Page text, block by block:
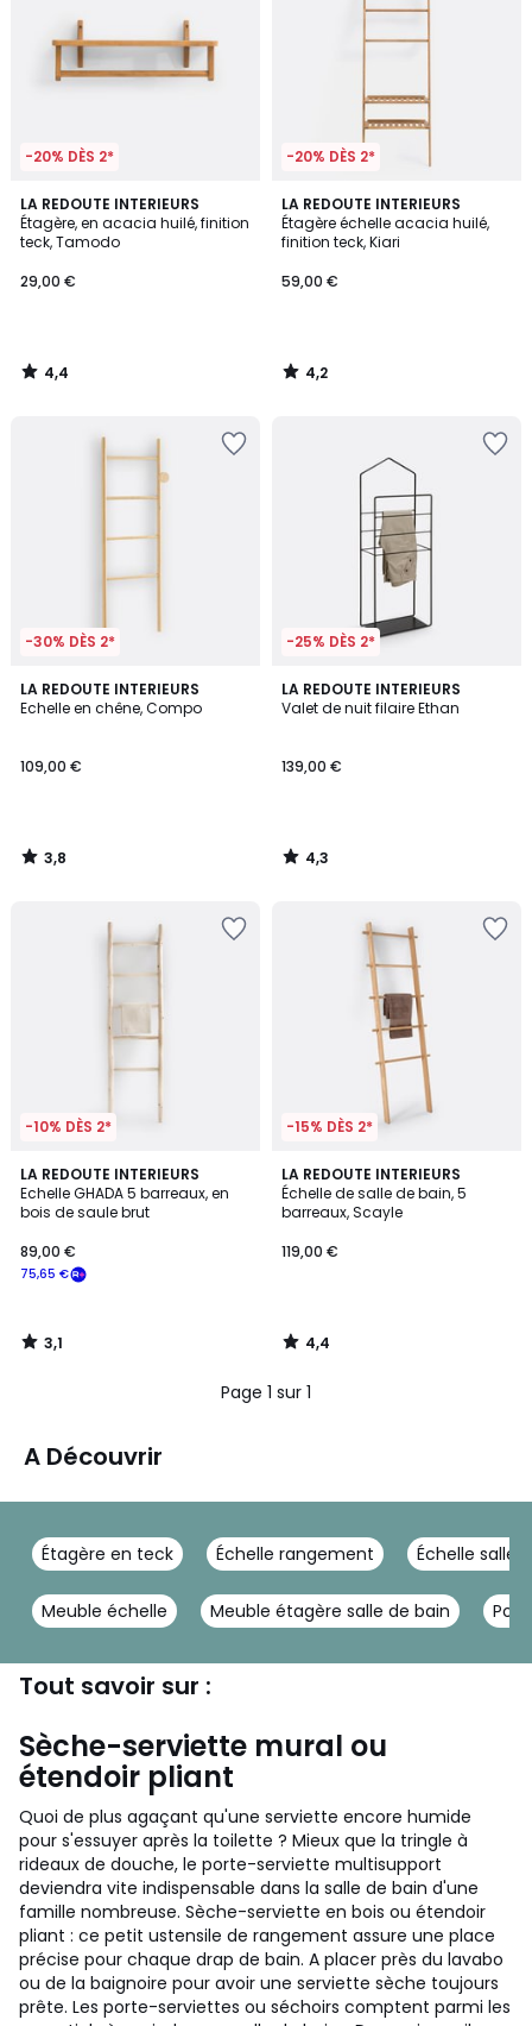
-20% DÈS 2*
LA REDOUTE INTERIEURS
Étagère, en acacia huilé, finition
teck, Tamodo
29,00 €
4,4
/ 5
4,4
/
-20% DÈS 2*
LA REDOUTE INTERIEURS
Étagère échelle acacia huilé,
finition teck, Kiari
59,00 €
4,2
/ 5
4,2
/
-30% DÈS 2*
LA REDOUTE INTERIEURS
Echelle en chêne, Compo
109,00 €
3,8
/ 5
3,8
/
-25% DÈS 2*
LA REDOUTE INTERIEURS
Valet de nuit filaire Ethan
139,00 €
4,3
/ 5
4,3
/
-10% DÈS 2*
LA REDOUTE INTERIEURS
Echelle GHADA 5 barreaux, en
bois de saule brut
75,65 €
89,00 €
3,1
/
5
3,1
/
-15% DÈS 2*
LA REDOUTE INTERIEURS
Échelle de salle de bain, 5
barreaux, Scayle
119,00 €
4,4
/ 5
4,4
/
Page 1 sur 1
A Découvrir
Étagère en teck Échelle rangement Échelle salle
Meuble échelle Meuble étagère salle de bain
Tout savoir sur :
Sèche-serviette mural ou
étendoir pliant
Quoi de plus agaçant qu'une serviette encore humide
pour s'essuyer après la toilette ? Mieux que la tringle à
rideaux de douche, le porte-serviette multisupport
deviendra vite indispensable dans la salle de bain d'une
famille nombreuse. Sèche-serviette en bois ou étendoir
pliant : ce petit ustensile de rangement assure une place
précise pour chaque drap de bain. A placer près du lavabo
ou de la baignoire pour avoir une serviette sèche toujours
prête. Les porte-serviettes ou séchoirs comptent parmi les